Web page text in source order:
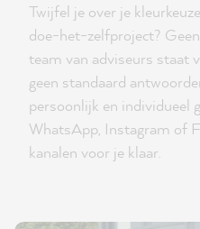
Twijfel je over je
doe-het-zelfproject?
team van adviseurs staat
geen standaard
persoonlijk en individueel
WhatsApp, Instagram of
kanalen voor je klaar.